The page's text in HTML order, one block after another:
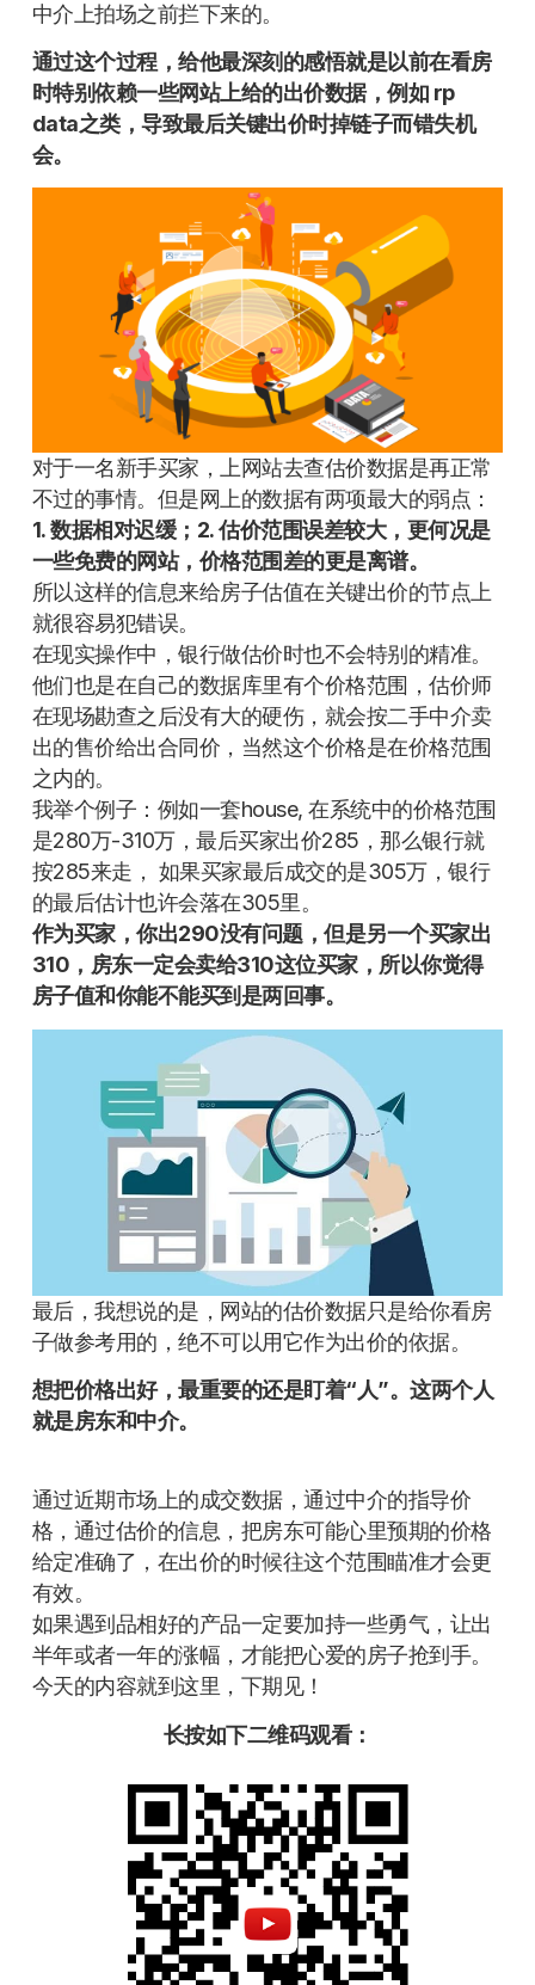
中介上拍场之前拦下来的。
通过这个过程，给他最深刻的感悟就是以前在看房
时特别依赖一些网站上给的出价数据，例如 rp
data之类，导致最后关键出价时掉链子而错失机
会。
对于一名新手买家，上网站去查估价数据是再正常
不过的事情。但是网上的数据有两项最大的弱点：
1.数据相对迟缓； 2.估价范围误差较大，更何况是
一些免费的网站，价格范围差的更是离谱。
所以这样的信息来给房子估值在关键出价的节点上
就很容易犯错误。
在现实操作中，银行做估价时也不会特别的精准。
他们也是在自己的数据库里有个价格范围，估价师
在现场勘查之后没有大的硬伤，就会按二手中介卖
出的售价给出合同价，当然这个价格是在价格范围
之内的。
我举个例子：例如一套house, 在系统中的价格范围
是280万-310万，最后买家出价285，那么银行就
按285来走， 如果买家最后成交的是305万，银行
的最后估计也许会落在305里。
作为买家，你出290没有问题，但是另一个买家出
310，房东一定会卖给310这位买家，所以你觉得
房子值和你能不能买到是两回事。
最后，我想说的是，网站的估价数据只是给你看房
子做参考用的，绝不可以用它作为出价的依据。
想把价格出好，最重要的还是盯着“人”。这两个人
就是房东和中介。
通过近期市场上的成交数据，通过中介的指导价
格，通过估价的信息，把房东可能心里预期的价格
给定准确了，在出价的时候往这个范围瞄准才会更
有效。
如果遇到品相好的产品一定要加持一些勇气，让出
半年或者一年的涨幅，才能把心爱的房子抢到手。
今天的内容就到这里，下期见！
长按如下二维码观看：